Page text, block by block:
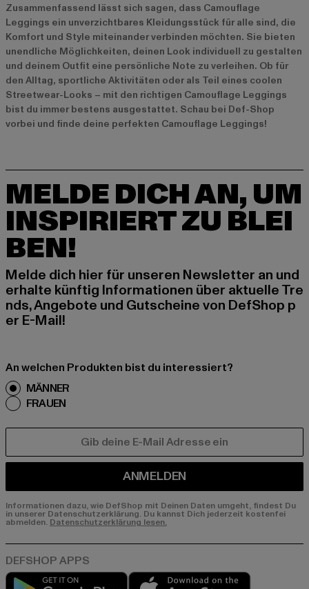
Zusammenfassend lässt sich sagen, dass Camouflage
Leggings ein unverzichtbares Kleidungsstück für alle sind, die
Komfort und Style miteinander verbinden möchten. Sie bieten
unendliche Möglichkeiten, deinen Look individuell zu gestalten
und deinem Outfit eine persönliche Note zu verleihen. Ob für
den Alltag, sportliche Aktivitäten oder als Teil eines coolen
Streetwear-Looks – mit den richtigen Camouflage Leggings
bist du immer bestens ausgestattet. Schau bei Def-Shop
vorbei und finde deine perfekten Camouflage Leggings!
MELDE DICH AN, UM
INSPIRIERT ZU BLEI
BEN!
Melde dich hier für unseren Newsletter an und
erhalte künftig Informationen über aktuelle Tre
nds, Angebote und Gutscheine von DefShop p
er E-Mail!
An welchen Produkten bist du interessiert?
MÄNNER
FRAUEN
ANMELDEN
Informationen dazu, wie DefShop mit Deinen Daten umgeht, findest Du
in unserer Datenschutzerklärung. Du kannst Dich jederzeit kostenfei
abmelden. Datenschutzerklärung lesen.
Play market